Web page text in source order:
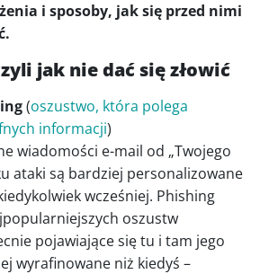
i sposoby, jak się przed nimi
jak nie dać się złowić
(oszustwo, która polega
informacji)
wiadomości e-mail od „Twojego
ataki są bardziej personalizowane
wcześniej. Phishing
oszustw
pojawiające się tu i tam jego
wyrafinowane niż kiedyś –